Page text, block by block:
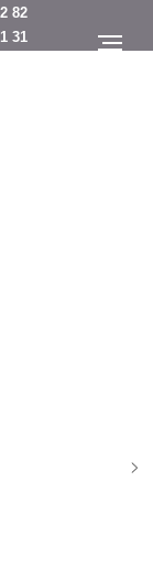
82
31